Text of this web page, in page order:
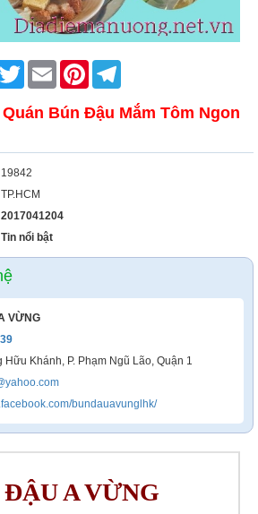
Twitter Email Pinterest
Bún Đậu Mắm Tôm Ngon
19842
TP.HCM
2017041204
Tin nổi bật
VỪNG
Khánh, P. Phạm Ngũ Lão, Quận 1
bundauavunglhk/
A VỪNG